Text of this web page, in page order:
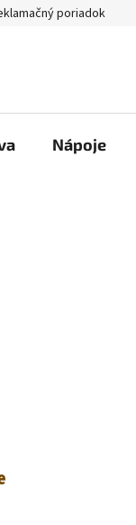
poriadok
Nápoje